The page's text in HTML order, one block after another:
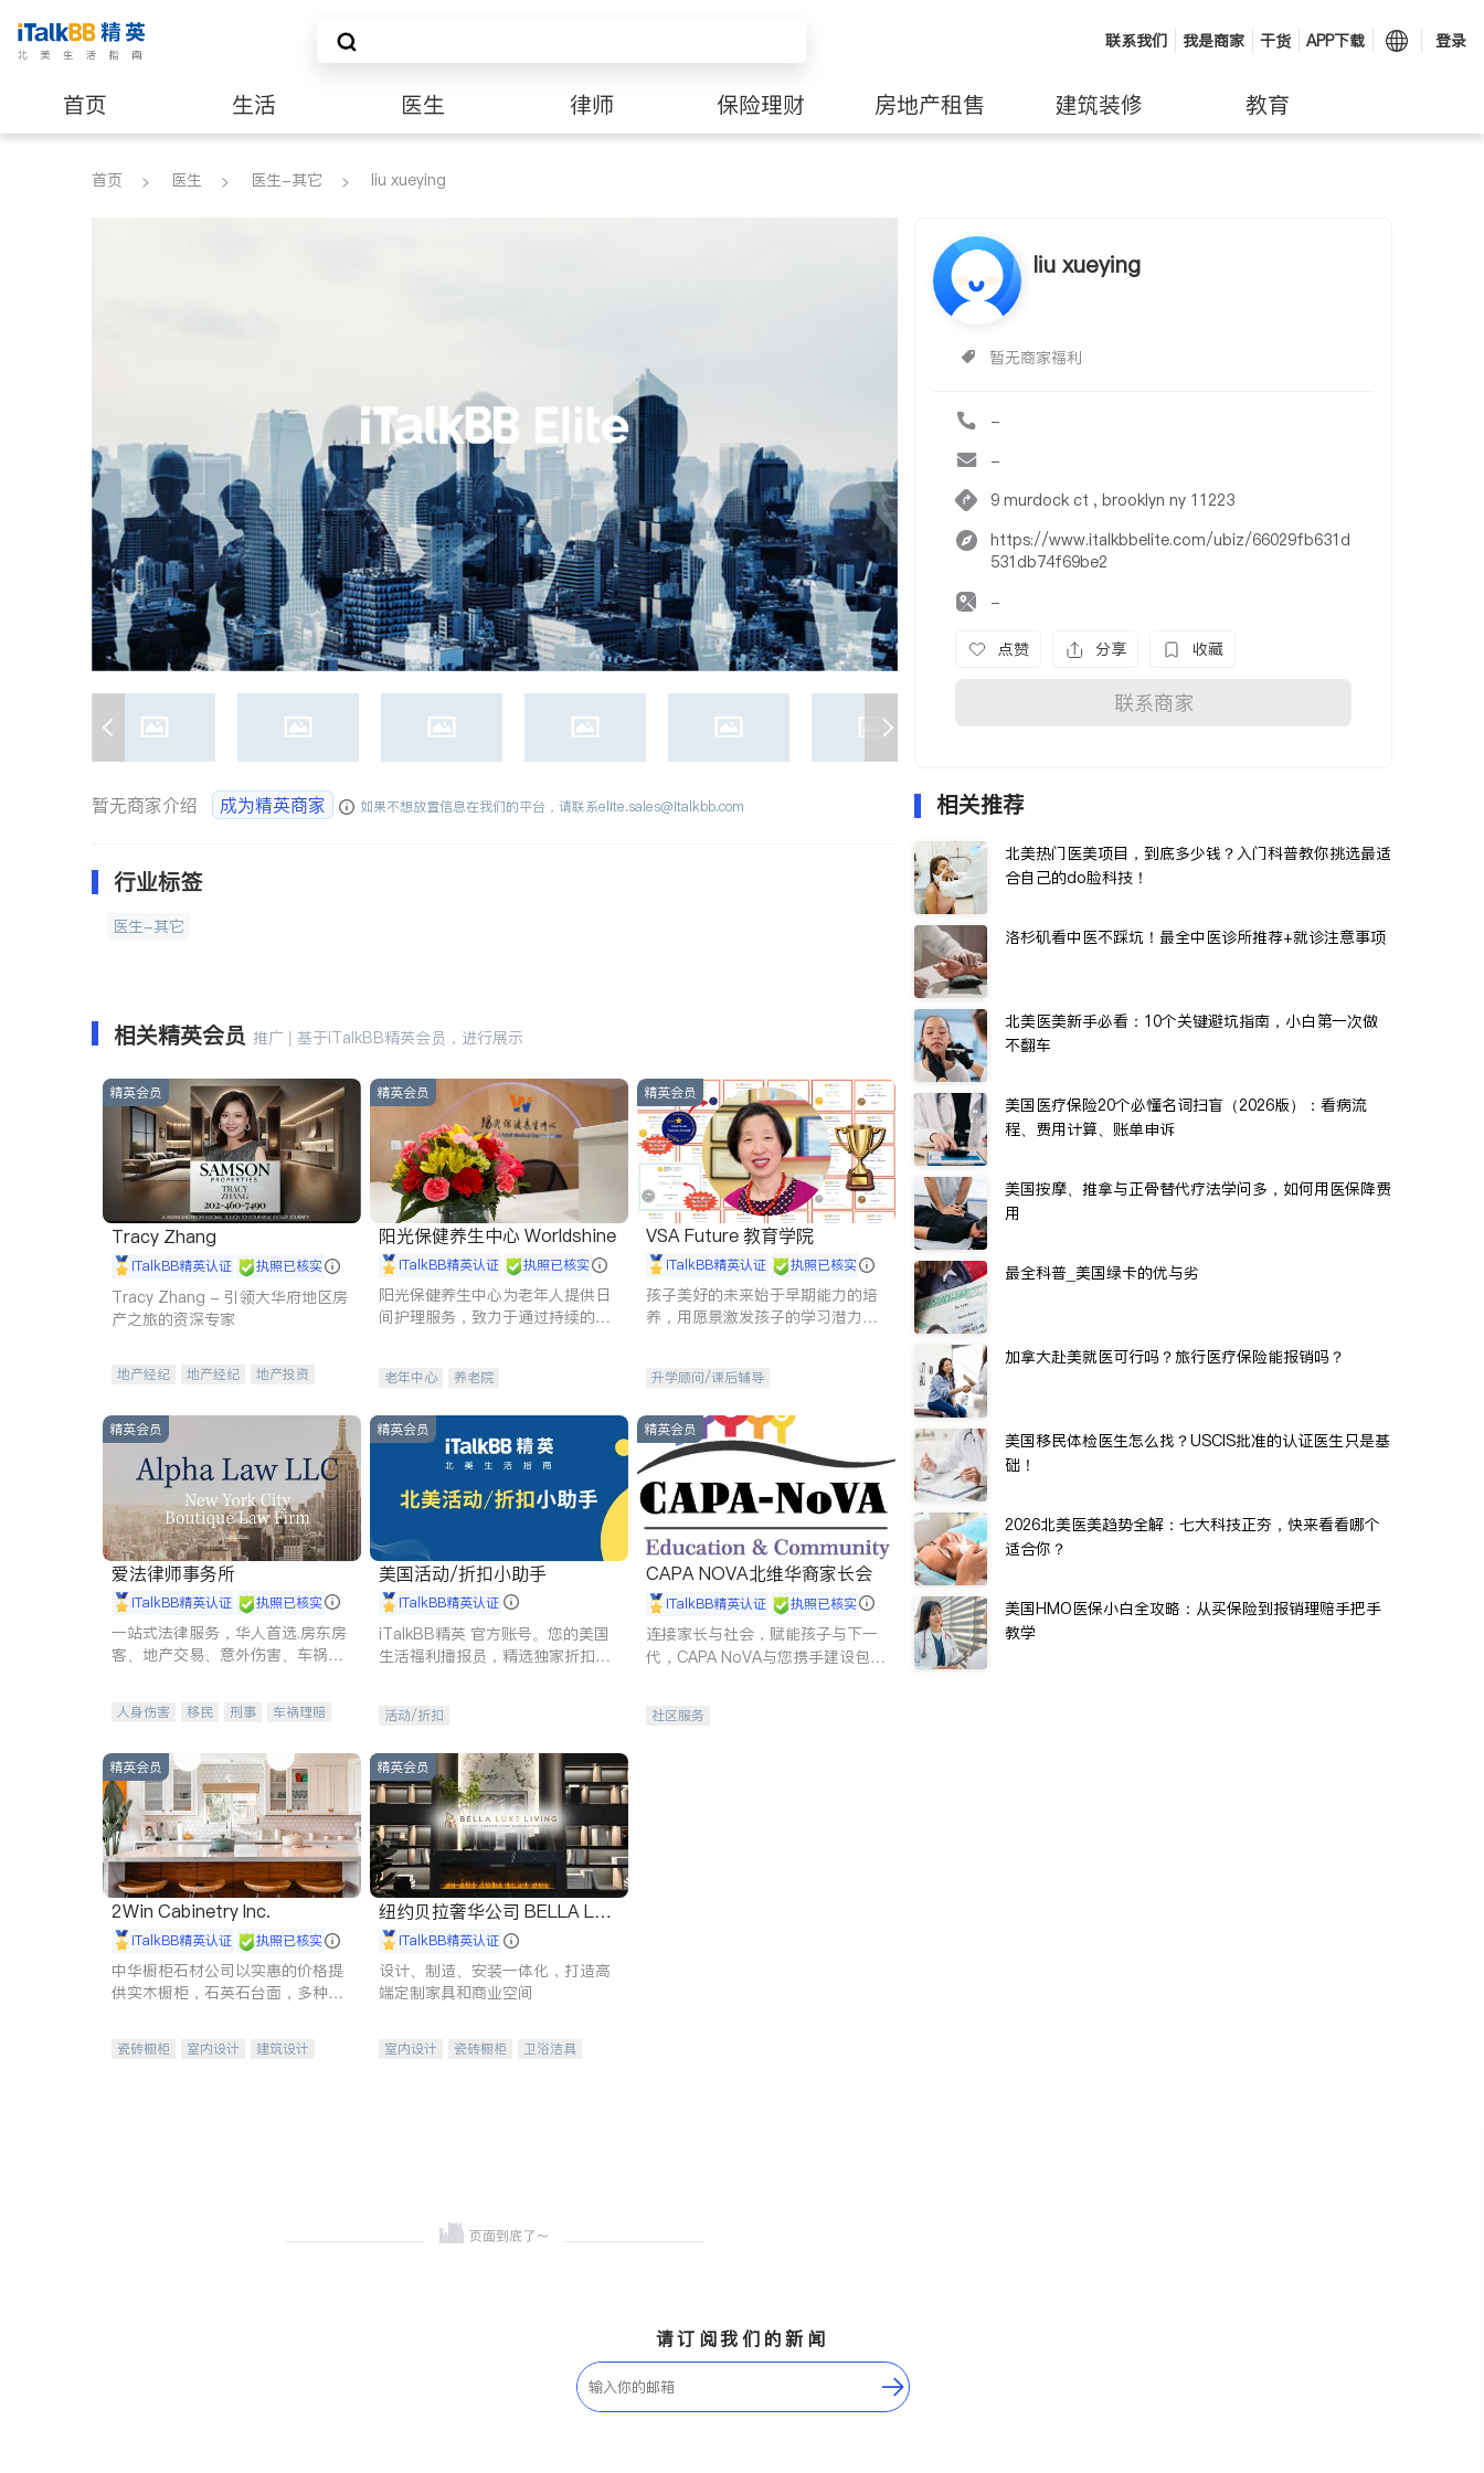
联系我们 我是商家 干货 APP下载 登录
首页 生活 医生 律师 保险理财 房地产租售 建筑装修 教育
养老 非盈利组织
首页 医生 医生-其它 liu xueying
liu xueying
暂无商家福利
-
-
9 murdock ct , brooklyn ny 11223
https://www.italkbbelite.com/ubiz/66029fb631d
531db74f69be2
-
点赞 分享 收藏
联系商家
暂无商家介绍 成为精英商家 如果不想放置信息在我们的平台，请联系elite.sales@italkbb.com
行业标签
医生-其它
相关精英会员 推广 | 基于iTalkBB精英会员，进行展示
精英会员
Tracy Zhang
iTalkBB精英认证 执照已核实
Tracy Zhang - 引领大华府地区房
产之旅的资深专家
地产经纪 地产经纪
地产投资
精英会员
阳光保健养生中心 Worldshine
iTalkBB精英认证 执照已核实
阳光保健养生中心为老年人提供日
间护理服务，致力于通过持续的护
老年中心 养老院
精英会员
VSA Future 教育学院
iTalkBB精英认证 执照已核实
孩子美好的未来始于早期能力的培
养，用愿景激发孩子的学习潜力和
升学顾问/课后辅导
精英会员
爱法律师事务所
iTalkBB精英认证 执照已核实
一站式法律服务，华人首选.房东房
客、地产交易、意外伤害、车祸重
人身伤害 移民 刑事
车祸理赔
商标注册
索赔 律师-其它 保释
精英会员
美国活动/折扣小助手
iTalkBB精英认证
iTalkBB精英 官方账号。您的美国
生活福利播报员，精选独家折扣、
活动/折扣
精英会员
CAPA NOVA北维华裔家长会
iTalkBB精英认证 执照已核实
连接家长与社会，赋能孩子与下一
代，CAPA NoVA与您携手建设包
社区服务
精英会员
2Win Cabinetry Inc.
iTalkBB精英认证 执照已核实
中华橱柜石材公司以实惠的价格提
供实木橱柜，石英石台面，多种优
机。品质厨房，家的选择。
瓷砖橱柜 室内设计
建筑设计
精英会员
纽约贝拉奢华公司 BELLA LUX
E iTalkBB精英认证
设计、制造、安装一体化，打造高
端定制家具和商业空间
室内设计 瓷砖橱柜
卫浴洁具
相关推荐
北美热门医美项目，到底多少钱？入门科普教你挑选最适
合自己的do脸科技！
洛杉矶看中医不踩坑！最全中医诊所推荐+就诊注意事项
北美医美新手必看：10个关键避坑指南，小白第一次做
不翻车
美国医疗保险20个必懂名词扫盲（2026版）：看病流
程、费用计算、账单申诉
美国按摩、推拿与正骨替代疗法学问多，如何用医保降费
用
最全科普_美国绿卡的优与劣
加拿大赴美就医可行吗？旅行医疗保险能报销吗？
美国移民体检医生怎么找？USCIS批准的认证医生只是基
础！
2026北美医美趋势全解：七大科技正夯，快来看看哪个
适合你？
美国HMO医保小白全攻略：从买保险到报销理赔手把手
教学
请订阅我们的新闻